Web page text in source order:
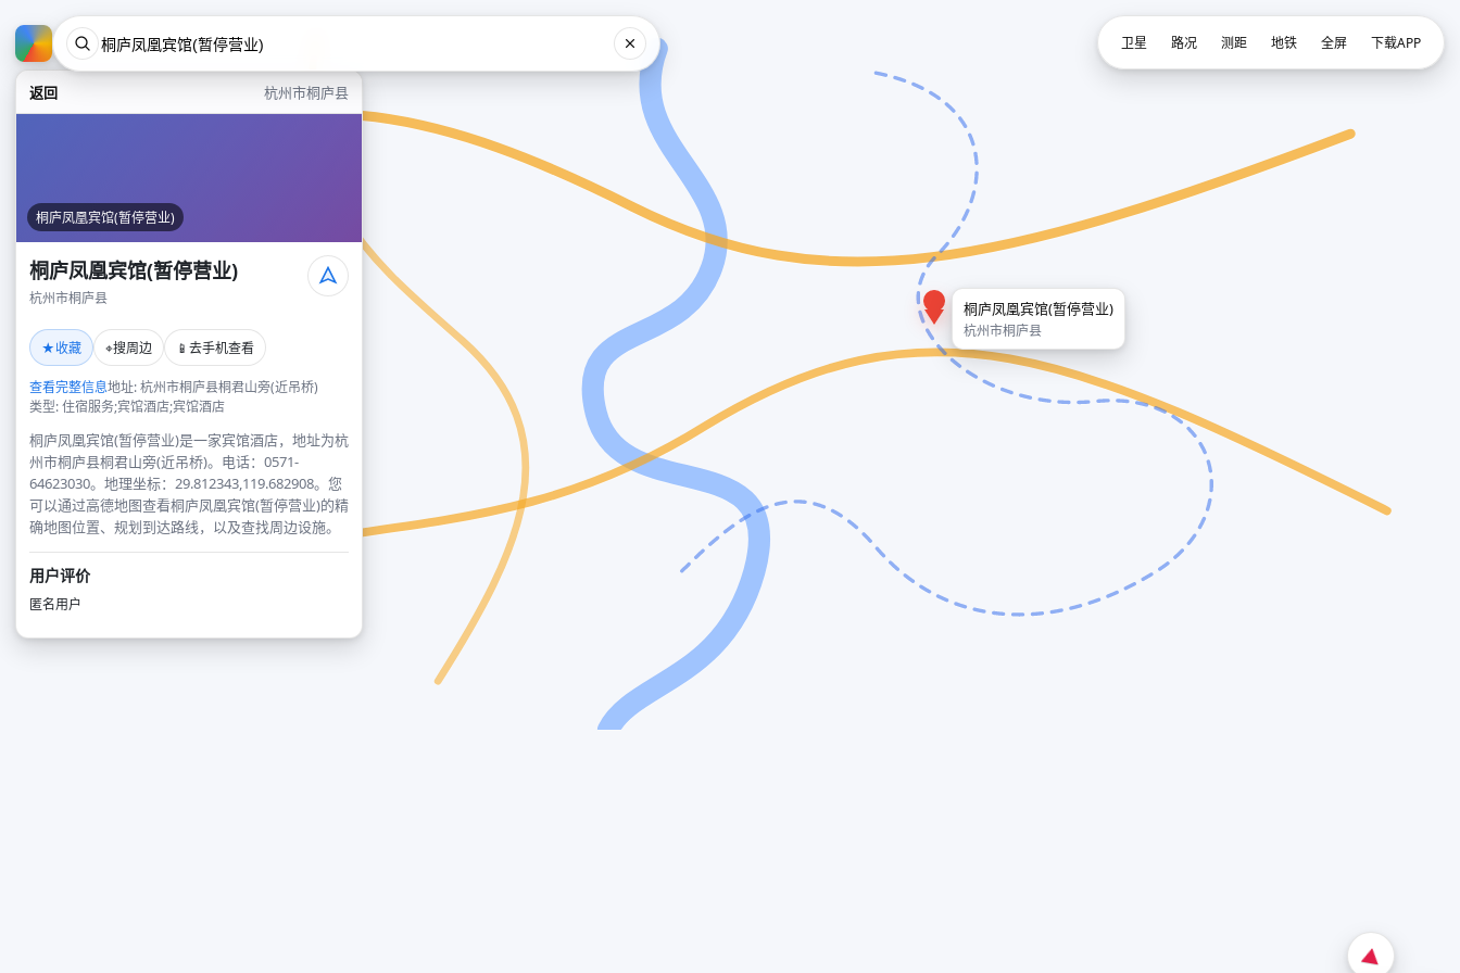
返回 杭州市桐庐县
桐庐凤凰宾馆(暂停营业)
桐庐凤凰宾馆(暂停营业)
杭州市桐庐县
★收藏 ⌖搜周边 📱 去手机查看
查看完整信息地址: 杭州市桐庐县桐君山旁(近吊桥)
类型: 住宿服务;宾馆酒店;宾馆酒店
桐庐凤凰宾馆(暂停营业)是一家宾馆酒店，地址为杭
州市桐庐县桐君山旁(近吊桥)。电话：0571-
64623030。地理坐标：29.812343,119.682908。您
可以通过高德地图查看桐庐凤凰宾馆(暂停营业)的精
确地图位置、规划到达路线，以及查找周边设施。
用户评价
匿名用户
桐庐凤凰宾馆(暂停营业)
杭州市桐庐县
卫星 路况 测距 地铁 全屏 下载APP